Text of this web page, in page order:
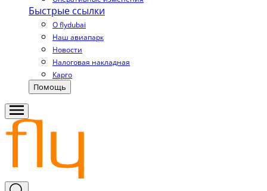
Быстрые ссылки
О flydubai
Наш авиапарк
Новости
Налоговая накладная
Карго
Помощь